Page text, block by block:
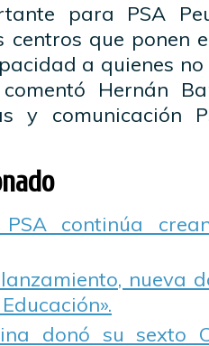
para PSA
centros que ponen
a quienes
Hernán
y comunicación
PSA continúa
nueva
donó su sexto